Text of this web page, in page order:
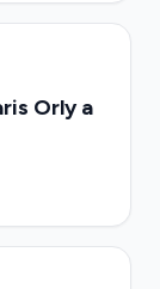
Orly a